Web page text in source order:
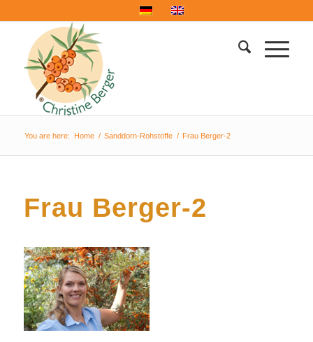
You are here: Home / Sanddorn-Rohstoffe / Frau Berger-2
Frau Berger-2